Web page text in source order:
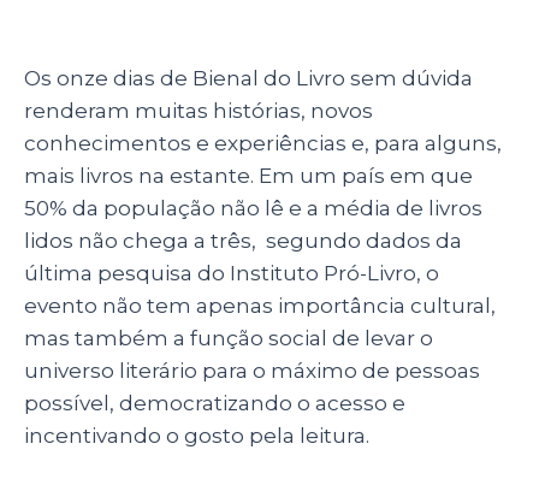
Os onze dias de Bienal do Livro sem dúvida
renderam muitas histórias, novos
conhecimentos e experiências e, para alguns,
mais livros na estante. Em um país em que
50% da população não lê e a média de livros
lidos não chega a três, segundo dados da
última pesquisa do Instituto Pró-Livro, o
evento não tem apenas importância cultural,
mas também a função social de levar o
universo literário para o máximo de pessoas
possível, democratizando o acesso e
incentivando o gosto pela leitura.